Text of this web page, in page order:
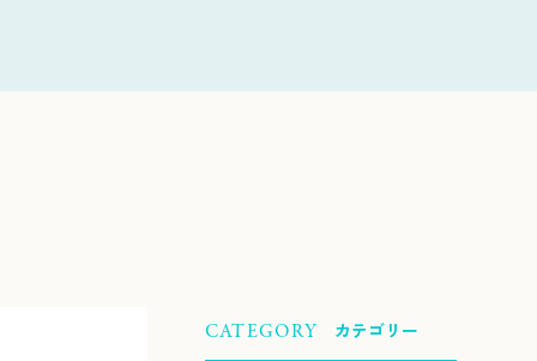
CATEGORY カテゴリー